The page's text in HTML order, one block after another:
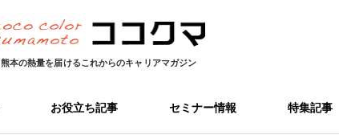
熊本の熱量を届けるこれからのキャリアマガジン
お役立ち記事 セミナー情報 特集記事